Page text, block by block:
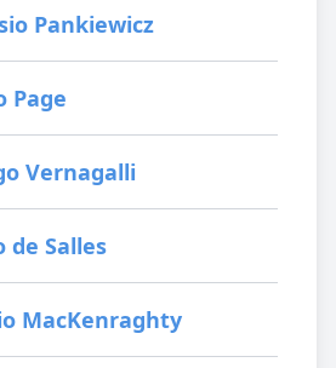
Pankiewicz
Page
Vernagalli
de Salles
MacKenraghty